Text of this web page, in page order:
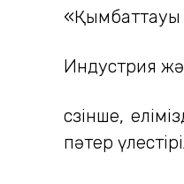
«Қымбаттауы
Индустрия
сөзінше,
пәтер